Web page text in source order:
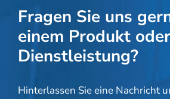
Fragen Sie uns
einem Produkt
Dienstleistung?
Hinterlassen Sie eine Nachricht